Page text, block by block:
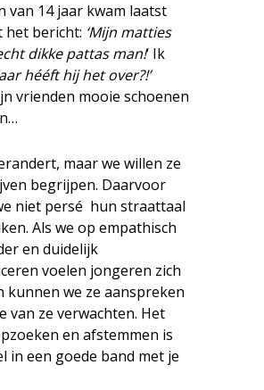
van 14 jaar kwam laatst
het bericht: ‘Mijn matties
dikke pattas man!‘ Ik
hééft hij het over?!’
vrienden mooie schoenen
maar we willen ze
begrijpen. Daarvoor
niet persé hun straattaal
Als we op empathisch
en duidelijk
voelen jongeren zich
kunnen we ze aanspreken
van ze verwachten. Het
en afstemmen is
in een goede band met je